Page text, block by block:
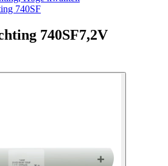
740SF
740SF7,2V